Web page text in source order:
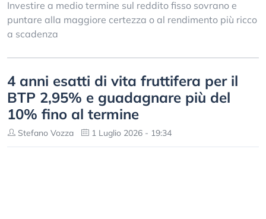
Investire a medio termine sul reddito fisso sovrano e
puntare alla maggiore certezza o al rendimento più ricco
a scadenza
4 anni esatti di vita fruttifera per il
BTP 2,95% e guadagnare più del
10% fino al termine
Stefano Vozza 1 Luglio 2026 - 19:34